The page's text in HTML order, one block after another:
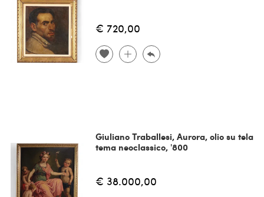
€ 720,00
Giuliano Traballesi, Aurora, olio su tela
tema neoclassico, '800
€ 38.000,00